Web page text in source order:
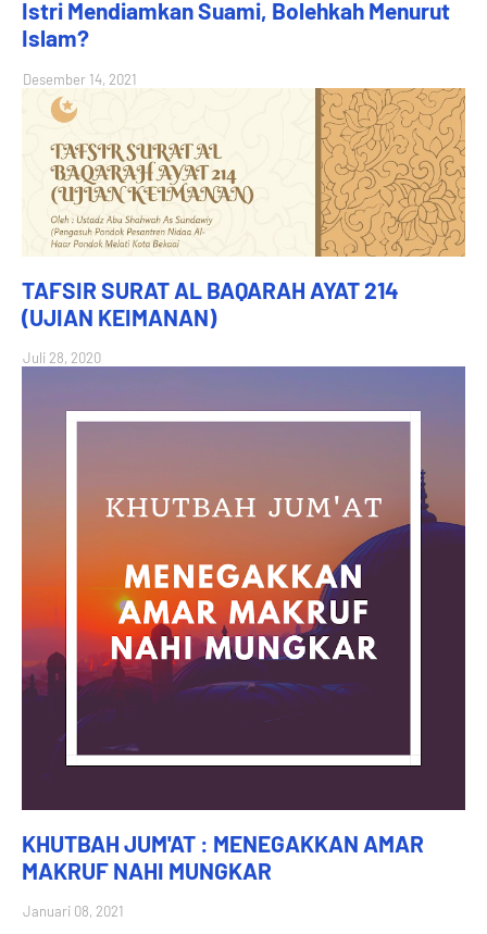
Istri Mendiamkan Suami, Bolehkah Menurut
Islam?
Desember 14, 2021
TAFSIR SURAT AL BAQARAH AYAT 214
(UJIAN KEIMANAN)
Juli 28, 2020
KHUTBAH JUM'AT : MENEGAKKAN AMAR
MAKRUF NAHI MUNGKAR
Januari 08, 2021